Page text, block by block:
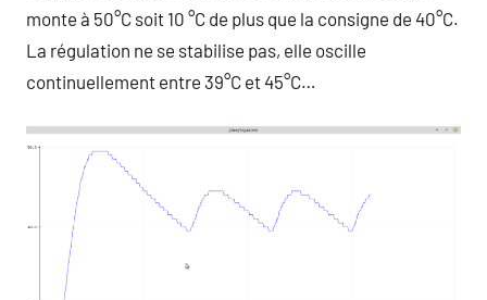
monte à 50°C soit 10 °C de plus que la consigne de 40°C.
La régulation ne se stabilise pas, elle oscille
continuellement entre 39°C et 45°C…